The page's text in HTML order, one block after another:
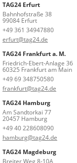
TAG24 Erfurt
Bahnhofstraße 38
99084 Erfurt
+49 361 34947880
erfurt@tag24.de
TAG24 Frankfurt a. M.
Friedrich-Ebert-Anlage 36
60325 Frankfurt am Main
+49 69 348750580
frankfurt@tag24.de
TAG24 Hamburg
Am Sandtorkai 77
20457 Hamburg
+49 40 228608090
hamburg@tag24.de
TAG24 Magdeburg